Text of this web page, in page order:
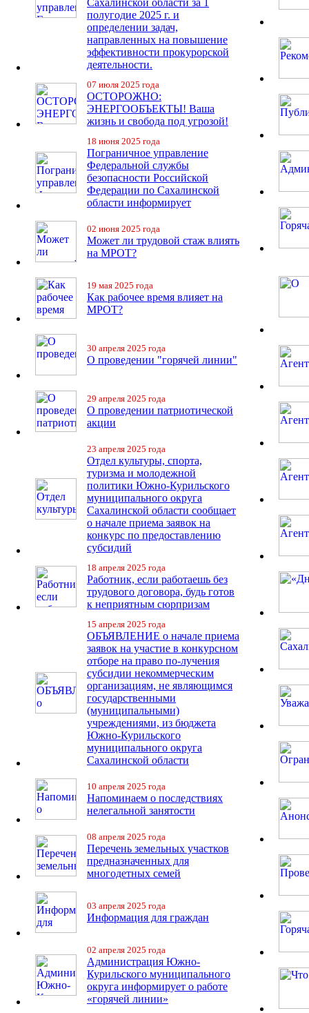
Сахалинской области за 1
полугодие 2025 г. и
определении задач,
направленных на повышение
эффективности прокурорской
деятельности.
07 июля 2025 года
ОСТОРОЖНО:
ЭНЕРГООБЪЕКТЫ! Ваша
жизнь и свобода под угрозой!
18 июня 2025 года
Пограничное управление
Федеральной службы
безопасности Российской
Федерации по Сахалинской
области информирует
02 июня 2025 года
Может ли трудовой стаж влиять
на МРОТ?
19 мая 2025 года
Как рабочее время влияет на
МРОТ?
30 апреля 2025 года
О проведении "горячей линии"
29 апреля 2025 года
О проведении патриотической
акции
23 апреля 2025 года
Отдел культуры, спорта,
туризма и молодежной
политики Южно-Курильского
муниципального округа
Сахалинской области сообщает
о начале приема заявок на
конкурс по предоставлению
субсидий
18 апреля 2025 года
Работник, если работаешь без
трудового договора, будь готов
к неприятным сюрпризам
15 апреля 2025 года
ОБЪЯВЛЕНИЕ о начале приема
заявок на участие в конкурсном
отборе на право по-лучения
субсидии некоммерческим
организациям, не являющимся
государственными
(муниципальными)
учреждениями, из бюджета
Южно-Курильского
муниципального округа
Сахалинской области
10 апреля 2025 года
Напоминаем о последствиях
нелегальной занятости
08 апреля 2025 года
Перечень земельных участков
предназначенных для
многодетных семей
03 апреля 2025 года
Информация для граждан
02 апреля 2025 года
Администрация Южно-
Курильского муниципального
округа информирует о работе
«горячей линии»